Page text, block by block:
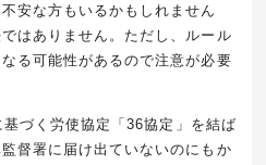
安な方もいるかもしれません
はありません。ただし、ルール
る可能性があるので注意が必要
基づく労使協定「36協定」を結ば
督署に届け出ていないのにもか